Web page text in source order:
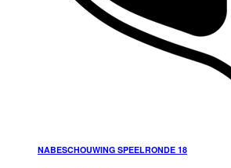
NABESCHOUWING SPEELRONDE 18